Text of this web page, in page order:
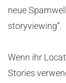
neue
storyviewing“.
Wenn ihr
Stories